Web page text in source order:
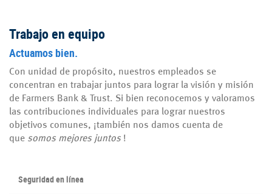
Trabajo en equipo
Actuamos bien.
Con unidad de propósito, nuestros empleados se
concentran en trabajar juntos para lograr la visión y misión
de Farmers Bank & Trust. Si bien reconocemos y valoramos
las contribuciones individuales para lograr nuestros
objetivos comunes, ¡también nos damos cuenta de
que somos mejores juntos !
Seguridad en línea